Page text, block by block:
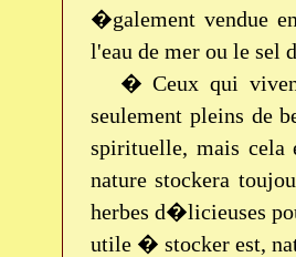
�galement vendue
l'eau de mer ou le sel
� Ceux qui
seulement pleins de
spirituelle, mais cela
nature stockera
herbes d�licieuses
utile � stocker est,